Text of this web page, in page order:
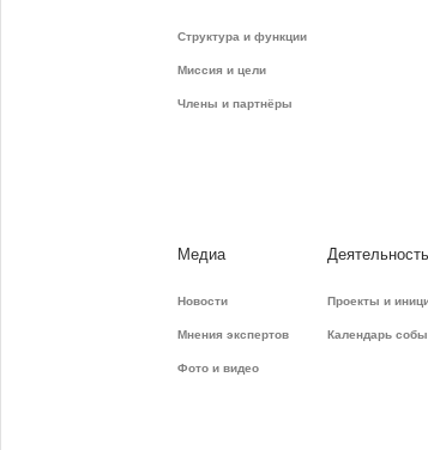
Структура и функции
Миссия и цели
Члены и партнёры
Медиа
Новости
Мнения экспертов
Фото и видео
Деятельность
Проекты и
Календарь